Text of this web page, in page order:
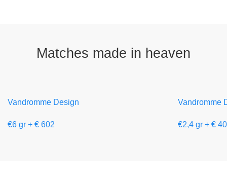
Matches made in heaven
Vandromme Design
€6 gr + € 602
Vandromme
€2,4 gr + €
De zomer is aangebroken, hét moment om even te